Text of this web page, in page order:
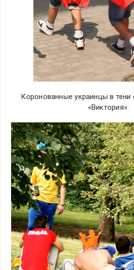
Коронованные украинцы в тени
«Виктория»: